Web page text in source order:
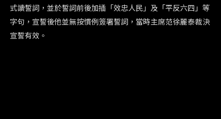
式讀誓詞，並於誓詞前後加插「效忠人民」及「平反六四」等
字句，宣誓後他並無按慣例簽署誓詞，當時主席范徐麗泰裁決
宣誓有效。